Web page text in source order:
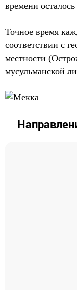
времени
Точное время
соответствии с
местности
мусульманской